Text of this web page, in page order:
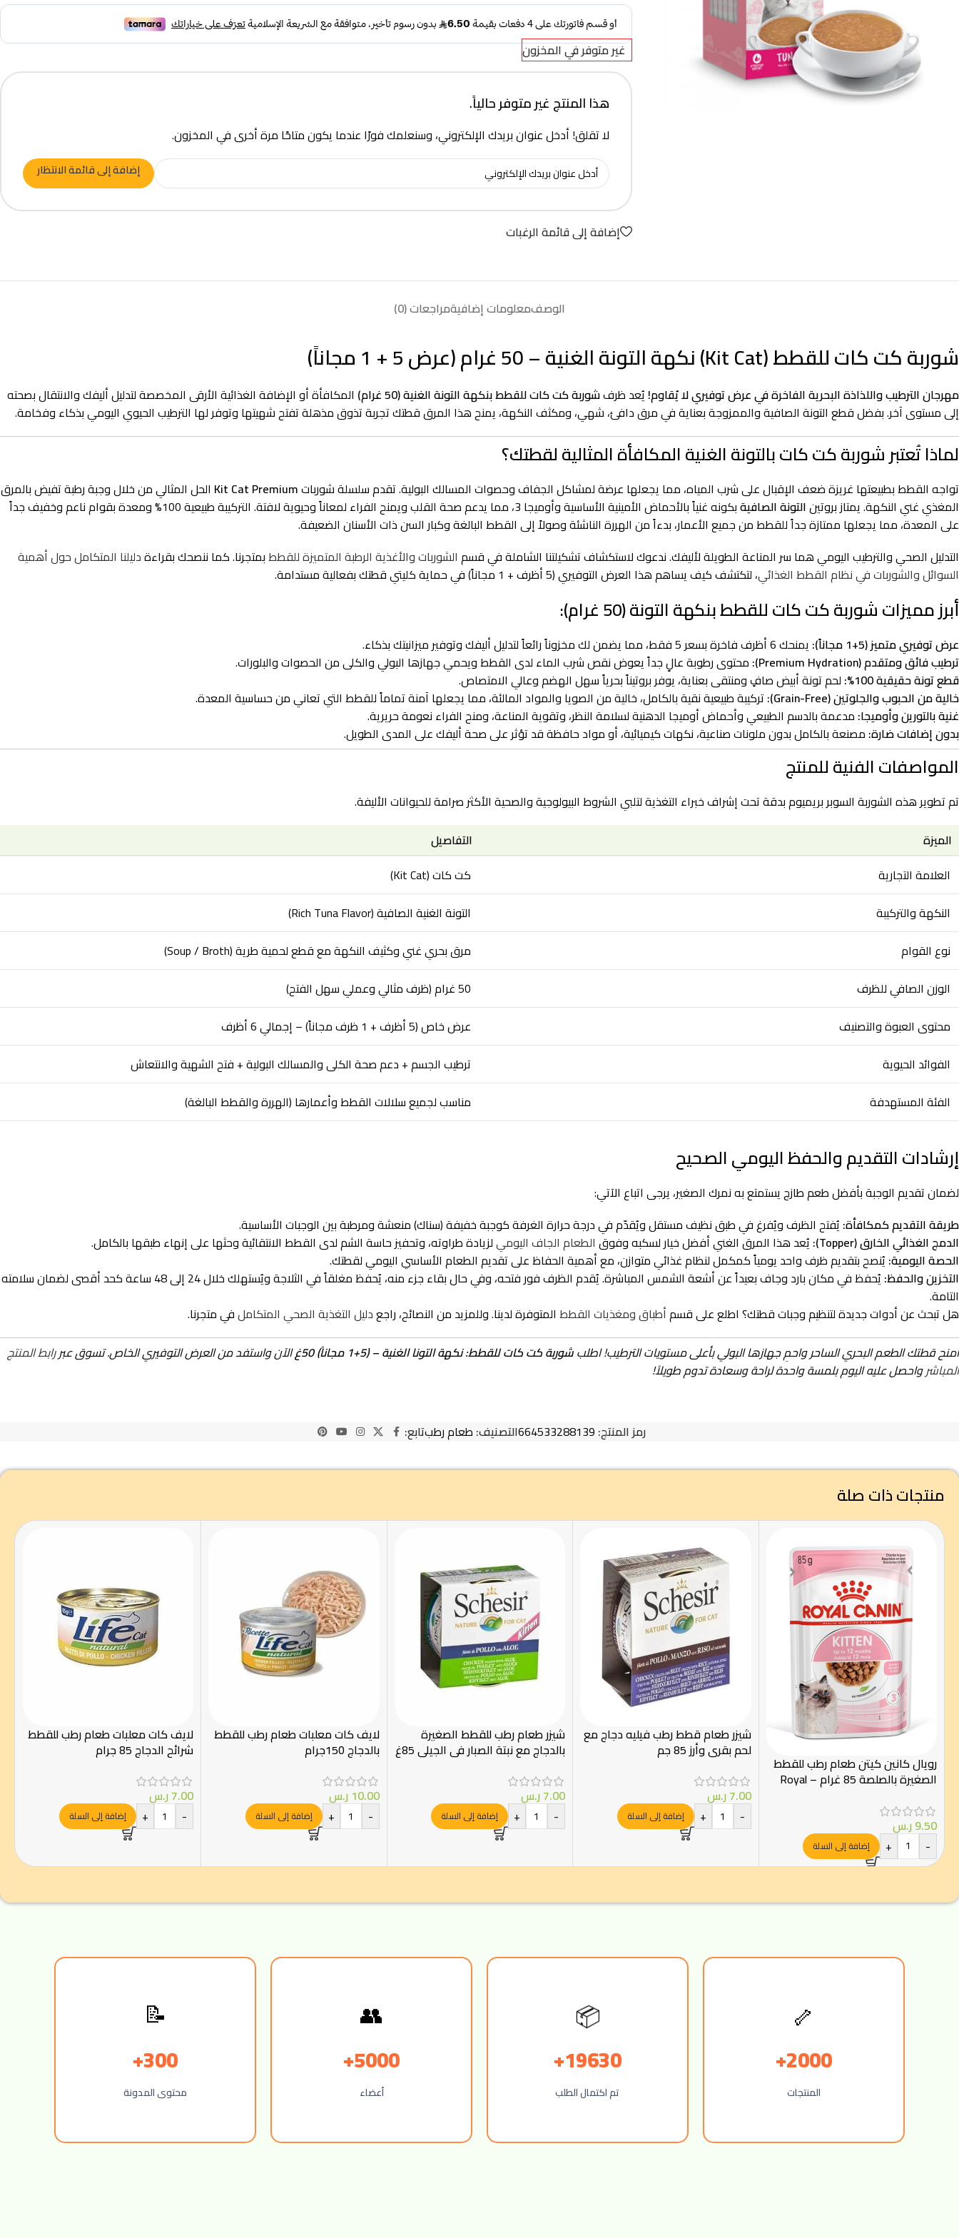
غير متوفر في المخزون
هذا المنتج غير متوفر حالياً.
لا تقلق! أدخل عنوان بريدك الإلكتروني، وسنعلمك فورًا عندما يكون متاحًا مرة أخرى في المخزون.
إضافة إلى قائمة الانتظار
إضافة إلى قائمة الرغبات
الوصفمعلومات إضافيةمراجعات (0)
شوربة كت كات للقطط (Kit Cat) نكهة التونة الغنية – 50 غرام (عرض 5 + 1 مجاناً)
مهرجان الترطيب واللذاذة البحرية الفاخرة في عرض توفيري لا يُقاوم! يُعد ظرفشوربة كت كات للقطط بنكهة التونة الغنية (50 غرام)
المكافأة أو الإضافة الغذائية الأرقى المخصصة لتدليل أليفك والانتقال بصحته
إلى مستوى آخر. بفضل قطع التونة الصافية والممزوجة بعناية في مرق دافئ، شهي، ومكثف النكهة، يمنح هذا المرق قطتك تجربة تذوق مذهلة تفتح شهيتها وتوفر لها الترطيب الحيوي اليومي بذكاء وفخامة.
لماذا تُعتبر شوربة كت كات بالتونة الغنية المكافأة المثالية لقطتك؟
تواجه القطط بطبيعتها غريزة ضعف الإقبال على شرب المياه، مما يجعلها عرضة لمشاكل الجفاف وحصوات المسالك البولية. تقدم سلسلة شورباتKit Cat Premium الحل المثالي من خلال وجبة رطبة تفيض بالمرق
المغذي غني النكهة. يمتاز بروتينالتونة الصافية
بكونه غنياً بالأحماض الأمينية الأساسية وأوميجا 3، مما يدعم صحة القلب ويمنح الفراء لمعاناً وحيوية لافتة. التركيبة طبيعية 100% ومعدة بقوام ناعم وخفيف جداً
على المعدة، مما يجعلها ممتازة جداً للقطط من جميع الأعمار، بدءاً من الهررة الناشئة وصولاً إلى القطط البالغة وكبار السن ذات الأسنان الضعيفة.
التدليل الصحي والترطيب اليومي هما سر المناعة الطويلة لأليفك. ندعوك لاستكشاف تشكيلتنا الشاملة في قسم الشوربات والأغذية الرطبة المتميزة للقططبمتجرنا. كما ننصحك بقراءةدليلنا المتكامل حول أهمية
السوائل والشوربات في نظام القطط الغذائي، لتكتشف كيف يساهم هذا العرض التوفيري (5 أظرف + 1 مجاناً) في حماية كليتي قطتك بفعالية مستدامة.
أبرز مميزات شوربة كت كات للقطط بنكهة التونة (50 غرام):
عرض توفيري متميز (5+1 مجاناً):
يمنحك 6 أظرف فاخرة بسعر 5 فقط، مما يضمن لك مخزوناً رائعاً لتدليل أليفك وتوفير ميزانيتك بذكاء.
ترطيب فائق ومتقدم (Premium Hydration):
محتوى رطوبة عالٍ جداً يعوض نقص شرب الماء لدى القطط ويحمي جهازها البولي والكلى من الحصوات والبلورات.
قطع تونة حقيقية 100%:
لحم تونة أبيض صافٍ ومنتقى بعناية، يوفر بروتيناً بحرياً سهل الهضم وعالي الامتصاص.
خالية من الحبوب والجلوتين (Grain-Free):
تركيبة طبيعية نقية بالكامل، خالية من الصويا والمواد المالئة، مما يجعلها آمنة تماماً للقطط التي تعاني من حساسية المعدة.
غنية بالتورين وأوميجا: مدعمة بالدسم الطبيعي وأحماض أوميجا الدهنية لسلامة النظر، وتقوية المناعة، ومنح الفراء نعومة حريرية.
بدون إضافات ضارة: مصنعة بالكامل بدون ملونات صناعية، نكهات كيميائية، أو مواد حافظة قد تؤثر على صحة أليفك على المدى الطويل.
المواصفات الفنية للمنتج
تم تطوير هذه الشوربة السوبر بريميوم بدقة تحت إشراف خبراء التغذية لتلبي الشروط البيولوجية والصحية الأكثر صرامة للحيوانات الأليفة.
الميزة
التفاصيل
العلامة التجارية
كت كات (Kit Cat)
النكهة والتركيبة
التونة الغنية الصافية (Rich Tuna Flavor)
نوع القوام
مرق بحري غني وكثيف النكهة مع قطع لحمية طرية (Soup / Broth)
الوزن الصافي للظرف
50 غرام (ظرف مثالي وعملي سهل الفتح)
محتوى العبوة والتصنيف
عرض خاص (5 أظرف + 1 ظرف مجاناً) – إجمالي 6 أظرف
الفوائد الحيوية
ترطيب الجسم + دعم صحة الكلى والمسالك البولية + فتح الشهية والانتعاش
الفئة المستهدفة
مناسب لجميع سلالات القطط وأعمارها (الهررة والقطط البالغة)
إرشادات التقديم والحفظ اليومي الصحيح
لضمان تقديم الوجبة بأفضل طعم طازج يستمتع به نمرك الصغير، يرجى اتباع الآتي:
طريقة التقديم كمكافأة: يُفتح الظرف ويُفرغ في طبق نظيف مستقل ويُقدّم في درجة حرارة الغرفة كوجبة خفيفة (سناك) منعشة ومرطبة بين الوجبات الأساسية.
الدمج الغذائي الخارق (Topper):
يُعد هذا المرق الغني أفضل خيار لسكبه وفوق الطعام الجاف اليوميلزيادة طراوته، وتحفيز حاسة الشم لدى القطط الانتقائية وحثها على إنهاء طبقها بالكامل.
الحصة اليومية: يُنصح بتقديم ظرف واحد يومياً كمكمل لنظام غذائي متوازن، مع أهمية الحفاظ على تقديم الطعام الأساسي اليومي لقطتك.
التخزين والحفظ:
يُحفظ في مكان بارد وجاف بعيداً عن أشعة الشمس المباشرة. يُقدم الظرف فور فتحه، وفي حال بقاء جزء منه، يُحفظ مغلقاً في الثلاجة ويُستهلك خلال 24 إلى 48 ساعة كحد أقصى لضمان سلامته
التامة.
هل تبحث عن أدوات جديدة لتنظيم وجبات قطتك؟ اطلع على قسمأطباق ومغذيات القطط المتوفرة لدينا. وللمزيد من النصائح، راجعدليل التغذية الصحي المتكاملفي متجرنا.
امنح قطتك الطعم البحري الساحر واحمِ جهازها البولي بأعلى مستويات الترطيب! اطلبشوربة كت كات للقطط: نكهة التونا الغنية – (5+1 مجاناً) 50غ الآن واستفد من العرض التوفيري الخاص. تسوق عبررابط المنتج
المباشرواحصل عليه اليوم بلمسة واحدة لراحة وسعادة تدوم طويلاً!
رمز المنتج: 664533288139التصنيف: طعام رطبتابع:
منتجات ذات صلة
رويال كانين كيتن طعام رطب للقطط
الصغيرة بالصلصة 85 غرام – Royal
9.50ر.س
-
+ إضافة إلى السلة
شيزر طعام قطط رطب فيليه دجاج مع
لحم بقري وأرز 85 جم
7.00ر.س
-
+ إضافة إلى السلة
شيزر طعام رطب للقطط الصغيرة
بالدجاج مع نبتة الصبار في الجيلي 85غ
7.00ر.س
-
+ إضافة إلى السلة
لايف كات معلبات طعام رطب للقطط
بالدجاج 150جرام
10.00 ر.س
-
+ إضافة إلى السلة
لايف كات معلبات طعام رطب للقطط
شرائح الدجاج 85 جرام
7.00ر.س
-
+ إضافة إلى السلة
🦴
2000+
المنتجات
📦
19630+
تم اكتمال الطلب
👥
5000+
أعضاء
📝
300+
محتوى المدونة